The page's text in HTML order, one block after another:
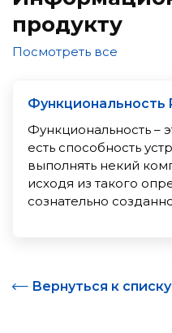
продукту
Посмотреть все
Функциональность
Функциональность –
есть способность
выполнять некий
исходя из такого
сознательно
Вернуться к